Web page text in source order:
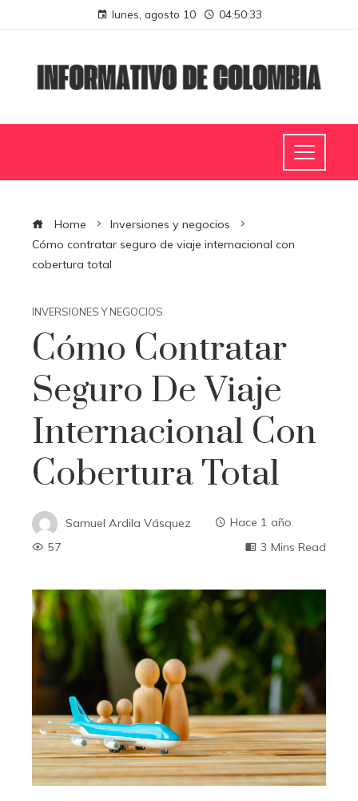
lunes, agosto 10 04:50:34
Home
Inversiones y negocios
Cómo contratar seguro de viaje internacional con
cobertura total
INVERSIONES Y NEGOCIOS
Cómo Contratar
Seguro De Viaje
Internacional Con
Cobertura Total
Samuel Ardila Vásquez
Hace 1 año
57
3 Mins Read